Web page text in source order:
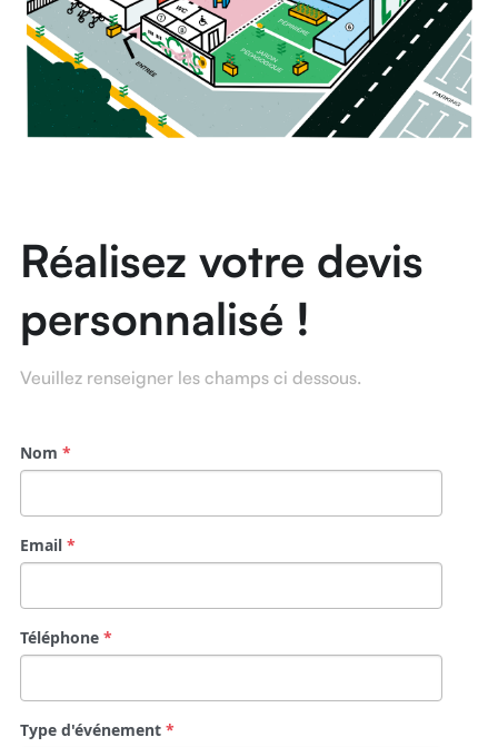
Réalisez votre devis
personnalisé !
Veuillez renseigner les champs ci dessous.
Nom *
Email*
Téléphone*
Type d'événement*